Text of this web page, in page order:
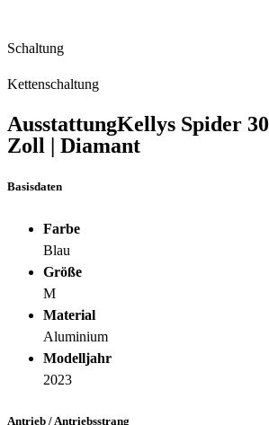
Schaltung
Kettenschaltung
AusstattungKellys Spider 30
Zoll
Diamant
Basisdaten
Farbe
Blau
Größe
M
Material
Aluminium
Modelljahr
2023
Antrieb / Antriebsstrang